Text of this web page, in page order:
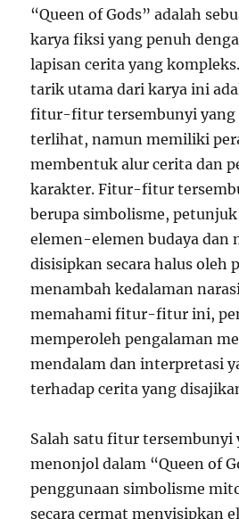
“Queen of Gods” adalah
karya fiksi yang penuh
lapisan cerita yang
tarik utama dari karya ini
fitur-fitur tersembunyi yang
terlihat, namun memiliki
membentuk alur cerita dan
karakter. Fitur-fitur
berupa simbolisme,
elemen-elemen budaya dan
disisipkan secara halus oleh
menambah kedalaman
memahami fitur-fitur ini,
memperoleh pengalaman
mendalam dan interpretasi
terhadap cerita yang
Salah satu fitur tersembunyi
menonjol dalam “Queen of
penggunaan simbolisme
secara cermat menyisipkan